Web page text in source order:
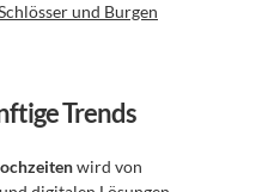
und Burgen
Trends
wird von